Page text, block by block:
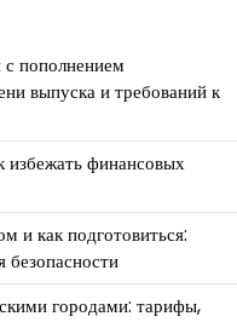
пополнением
выпуска и требований к
избежать финансовых
и как подготовиться:
безопасности
городами: тарифы,